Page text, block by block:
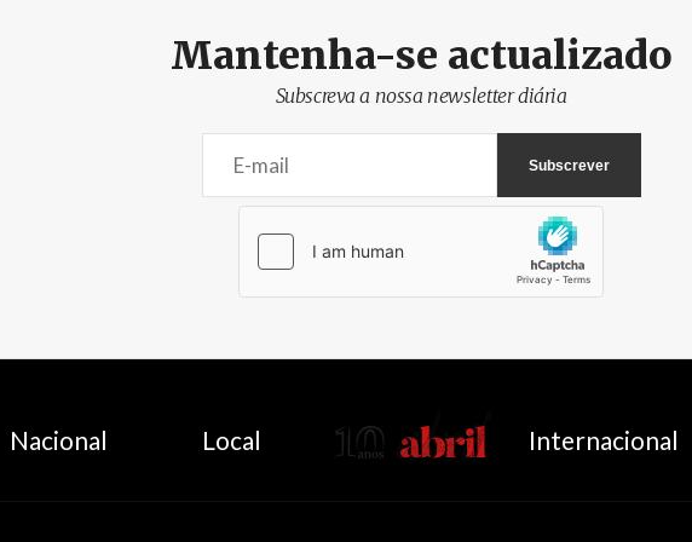
Mantenha-se actualizado
Subscreva a nossa newsletter diária
Nacional Local AbrilAbril Internacional